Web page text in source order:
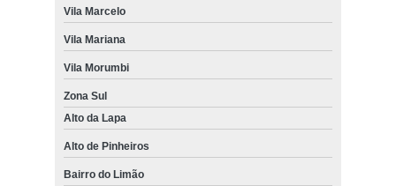
Vila Marcelo
Vila Mariana
Vila Morumbi
Zona Sul
Alto da Lapa
Alto de Pinheiros
Bairro do Limão